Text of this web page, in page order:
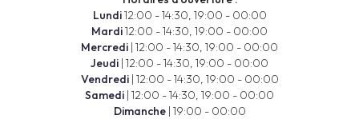
Lundi12:00 - 14:30, 19:00 - 00:00
Mardi12:00 - 14:30, 19:00 - 00:00
Mercredi | 12:00 - 14:30, 19:00 - 00:00
Jeudi | 12:00 - 14:30, 19:00 - 00:00
Vendredi| 12:00 - 14:30, 19:00 - 00:00
Samedi | 12:00 - 14:30, 19:00 - 00:00
Dimanche| 19:00 - 00:00